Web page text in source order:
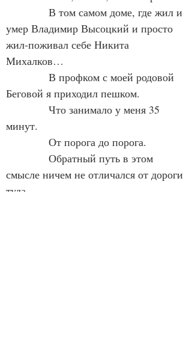
В том самом доме, где жил и
умер Владимир Высоцкий и просто
жил-поживал себе Никита
Михалков…
В профком с моей родовой
Беговой я приходил пешком.
Что занимало у меня 35
минут.
От порога до порога.
Обратный путь в этом
смысле ничем не отличался от дороги
туда.